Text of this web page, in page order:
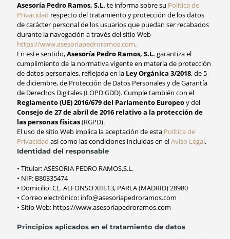
Asesoría Pedro Ramos, S.L. te informa sobre su Política de
Privacidad respecto del tratamiento y protección de los datos
de carácter personal de los usuarios que puedan ser recabados
durante la navegación a través del sitio Web
https://www.asesoriapedroramos.com.
En este sentido,Asesoría Pedro Ramos, S.L. garantiza el
cumplimiento de la normativa vigente en materia de protección
de datos personales, reflejada en la Ley Orgánica 3/2018, de 5
de diciembre, de Protección de Datos Personales y de Garantía
de Derechos Digitales (LOPD GDD). Cumple también con el
Reglamento (UE) 2016/679 del Parlamento Europeoy del
Consejo de 27 de abril de 2016 relativo a la protección de
las personas físicas(RGPD).
El uso de sitio Web implica la aceptación de esta Política de
Privacidad así como las condiciones incluidas en elAviso Legal.
Identidad del responsable
• Titular: ASESORIA PEDRO RAMOS,S.L.
• NIF: B80335474
• Domicilio: CL. ALFONSO XIII,13, PARLA (MADRID) 28980
• Correo electrónico: info@asesoriapedroramos.com
• Sitio Web: https://www.asesoriapedroramos.com
Principios aplicados en el tratamiento de datos